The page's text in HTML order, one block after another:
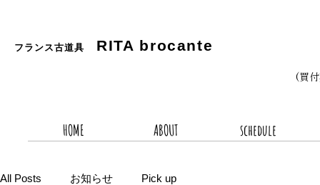
フランス古道具 RITA brocante
(買
HOME ABOUT schedule
All Posts お知らせ Pick up